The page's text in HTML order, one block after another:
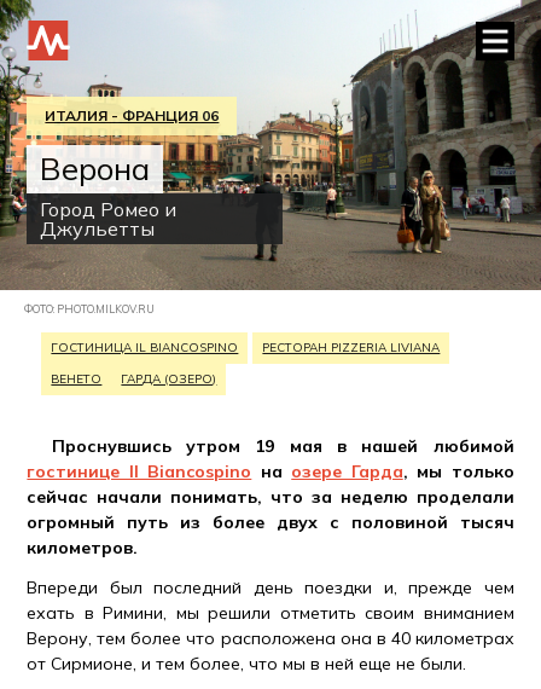
ИТАЛИЯ - ФРАНЦИЯ 06
Верона
Город Ромео и
Джульетты
ФОТО: PHOTO.MILKOV.RU
ГОСТИНИЦА IL BIANCOSPINO
РЕСТОРАН PIZZERIA LIVIANA
ВЕНЕТО
ГАРДА (ОЗЕРО)
Проснувшись утром 19 мая в нашей любимой
гостинице Il Biancospino на озере Гарда, мы только
сейчас начали понимать, что за неделю проделали
огромный путь из более двух с половиной тысяч
километров.
Впереди был последний день поездки и, прежде чем
ехать в Римини, мы решили отметить своим вниманием
Верону, тем более что расположена она в 40 километрах
от Сирмионе, и тем более, что мы в ней еще не были.